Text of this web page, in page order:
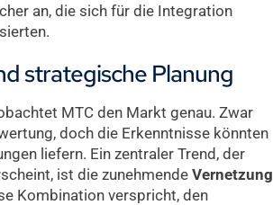
an, die sich für die Integration
strategische Planung
MTC den Markt genau. Zwar
doch die Erkenntnisse könnten
liefern. Ein zentraler Trend, der
ist die zunehmende Vernetzung
Kombination verspricht, den